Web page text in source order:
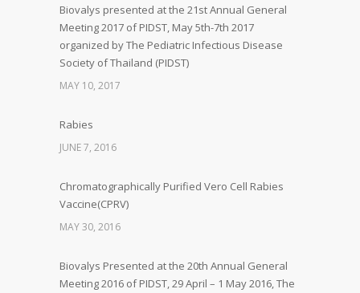
Biovalys presented at the 21st Annual General
Meeting 2017 of PIDST, May 5th-7th 2017
organized by The Pediatric Infectious Disease
Society of Thailand (PIDST)
MAY 10, 2017
Rabies
JUNE 7, 2016
Chromatographically Purified Vero Cell Rabies
Vaccine(CPRV)
MAY 30, 2016
Biovalys Presented at the 20th Annual General
Meeting 2016 of PIDST, 29 April – 1 May 2016, The